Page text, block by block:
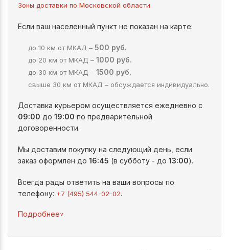
Зоны доставки по Московской области
Если ваш населенный пункт не показан на карте:
до 10 км от МКАД – 500 руб.
до 20 км от МКАД – 1000 руб.
до 30 км от МКАД – 1500 руб.
свыше 30 км от МКАД – обсуждается индивидуально.
Доставка курьером осуществляется ежедневно с
09:00 до 19:00 по предварительной
договоренности.
Мы доставим покупку на следующий день, если
заказ оформлен до 16:45 (в субботу - до 13:00).
Всегда рады ответить на ваши вопросы по
телефону: +7 (495) 544-02-02.
Подробнее^